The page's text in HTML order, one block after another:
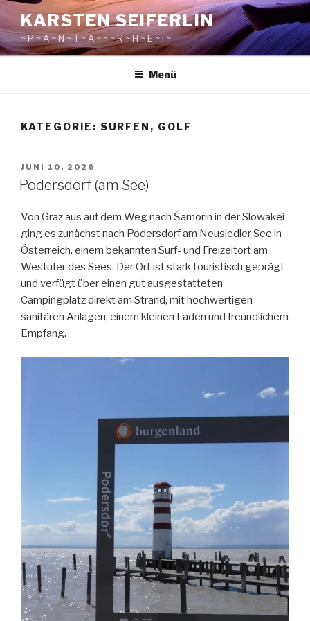
Zum
Inhalt
springen
KARSTEN SEIFERLIN
~ P ~ A ~ N ~ T ~ A ~ ~ ~ R ~ H ~ E ~ I ~
Menü
KATEGORIE: SURFEN, GOLF
VERÖFFENTLICHT
AM
JUNI 10, 2026
Podersdorf (am See)
Von Graz aus auf dem Weg nach Šamorin in der Slowakei
ging es zunächst nach Podersdorf am Neusiedler See in
Österreich, einem bekannten Surf- und Freizeitort am
Westufer des Sees. Der Ort ist stark touristisch geprägt
und verfügt über einen gut ausgestatteten
Campingplatz direkt am Strand, mit hochwertigen
sanitären Anlagen, einem kleinen Laden und freundlichem
Empfang.